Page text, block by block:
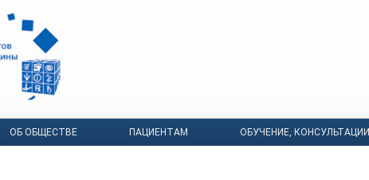
ОБ ОБЩЕСТВЕ ПАЦИЕНТАМ ОБУЧЕНИЕ, КОНСУЛЬТАЦИИ